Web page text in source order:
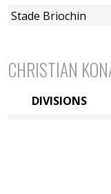
Stade Briochin
CHRISTIAN
DIVISIONS